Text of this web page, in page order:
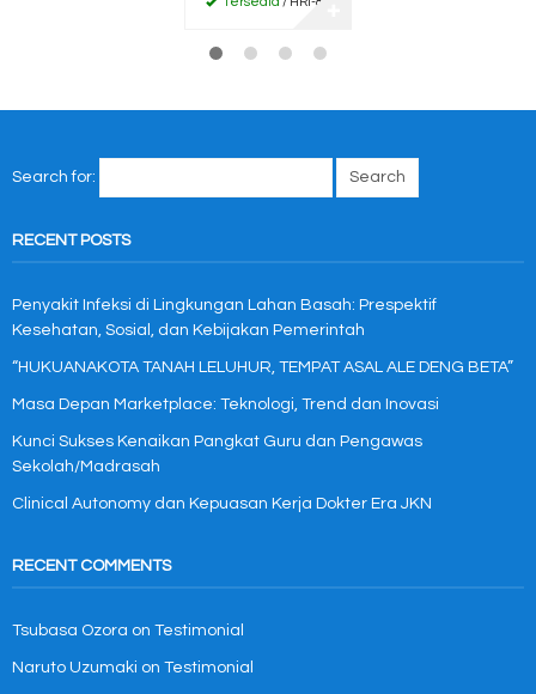
Search for:
RECENT POSTS
Penyakit Infeksi di Lingkungan Lahan Basah: Prespektif
Kesehatan, Sosial, dan Kebijakan Pemerintah
“HUKUANAKOTA TANAH LELUHUR, TEMPAT ASAL ALE DENG BETA”
Masa Depan Marketplace: Teknologi, Trend dan Inovasi
Kunci Sukses Kenaikan Pangkat Guru dan Pengawas
Sekolah/Madrasah
Clinical Autonomy dan Kepuasan Kerja Dokter Era JKN
RECENT COMMENTS
Tsubasa Ozora on Testimonial
Naruto Uzumaki on Testimonial